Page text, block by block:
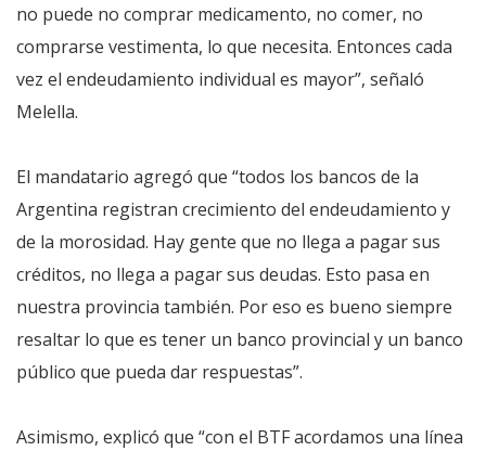
no puede no comprar medicamento, no comer, no
comprarse vestimenta, lo que necesita. Entonces cada
vez el endeudamiento individual es mayor”, señaló
Melella.
El mandatario agregó que “todos los bancos de la
Argentina registran crecimiento del endeudamiento y
de la morosidad. Hay gente que no llega a pagar sus
créditos, no llega a pagar sus deudas. Esto pasa en
nuestra provincia también. Por eso es bueno siempre
resaltar lo que es tener un banco provincial y un banco
público que pueda dar respuestas”.
Asimismo, explicó que “con el BTF acordamos una línea